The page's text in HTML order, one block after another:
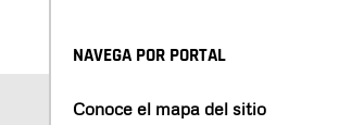
NAVEGA POR PORTAL
Conoce el mapa del sitio